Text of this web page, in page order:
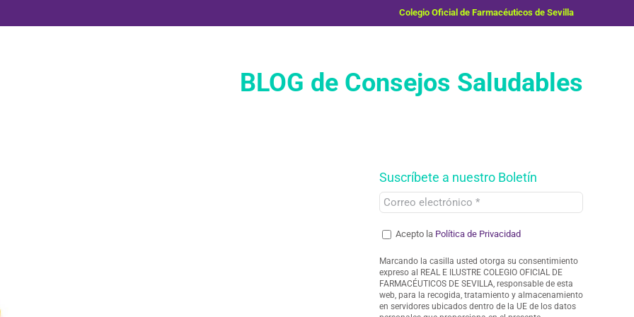
Colegio Oficial de Farmacéuticos de Sevilla
BLOG de Consejos Saludables
Suscríbete a nuestro Boletín
Acepto la Política de Privacidad
Marcando la casilla usted otorga su consentimiento
expreso al REAL E ILUSTRE COLEGIO OFICIAL DE
FARMACÉUTICOS DE SEVILLA, responsable de esta
web, para la recogida, tratamiento y almacenamiento
en servidores ubicados dentro de la UE de los datos